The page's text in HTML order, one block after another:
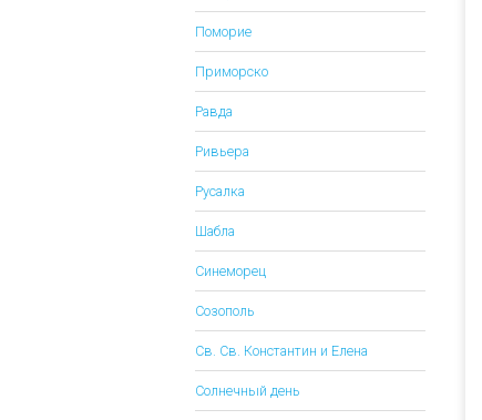
Поморие
Приморско
Равда
Ривьера
Русалка
Шабла
Синеморец
Созополь
Св. Св. Константин и Елена
Солнечный день